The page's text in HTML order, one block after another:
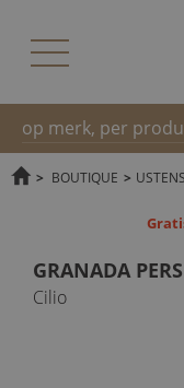
Snel
> BOUTIQUE >
GRANADA
Cilio